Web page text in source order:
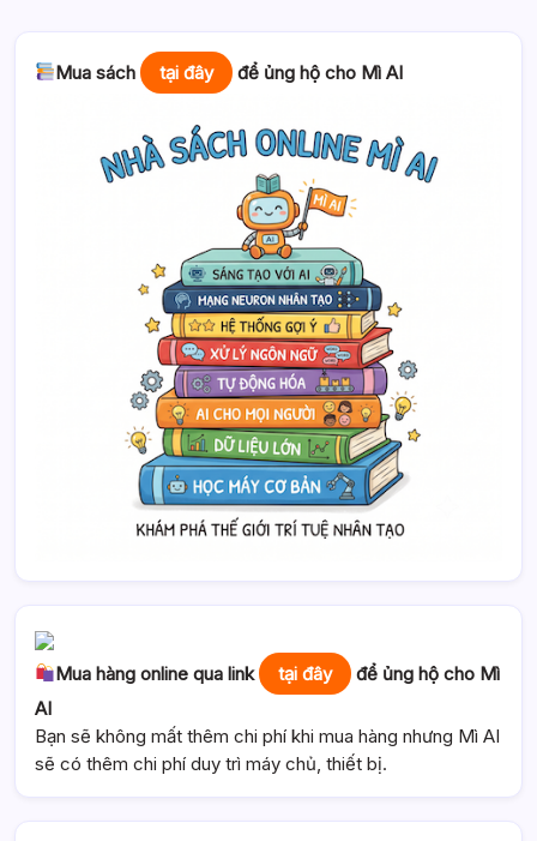
Mua sách tại đây để ủng hộ cho Mì AI
Mua hàng online qua link tại đây
để ủng hộ cho Mì
AI
Bạn sẽ không mất thêm chi phí khi mua hàng nhưng Mì AI
sẽ có thêm chi phí duy trì máy chủ, thiết bị.